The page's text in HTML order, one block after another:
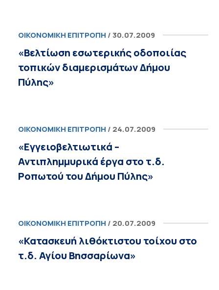
ΟΙΚΟΝΟΜΙΚΉ ΕΠΙΤΡΟΠΉ / 30.07.2009
«Βελτίωση εσωτερικής οδοποιίας
τοπικών διαμερισμάτων Δήμου
Πύλης»
ΟΙΚΟΝΟΜΙΚΉ ΕΠΙΤΡΟΠΉ / 24.07.2009
«Εγγειοβελτιωτικά –
Αντιπλημμυρικά έργα στο τ.δ.
Ροπωτού του Δήμου Πύλης»
ΟΙΚΟΝΟΜΙΚΉ ΕΠΙΤΡΟΠΉ / 20.07.2009
«Κατασκευή λιθόκτιστου τοίχου στο
τ.δ. Αγίου Βησσαρίωνα»